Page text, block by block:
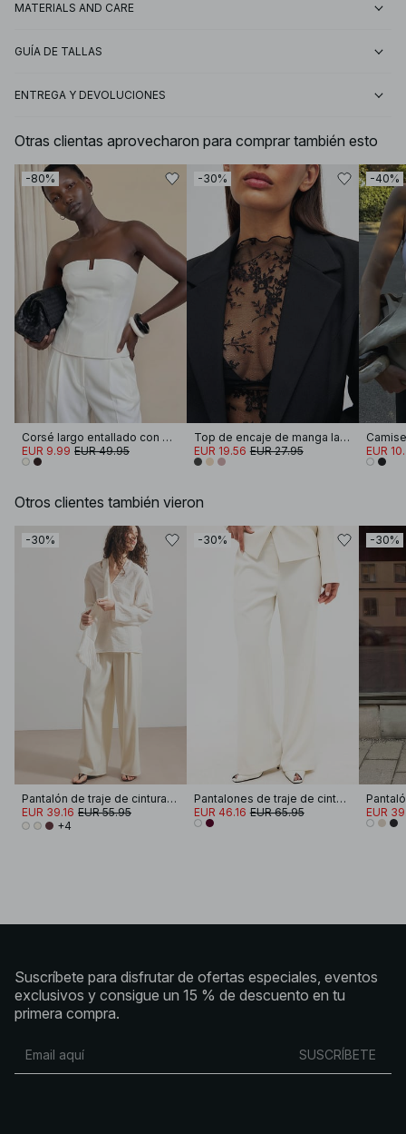
MATERIALS AND CARE
GUÍA DE TALLAS
ENTREGA Y DEVOLUCIONES
Otras clientas aprovecharon para comprar también esto
-80%
Corsé largo entallado con escote pronunciado
EUR 9.99 EUR 49.95
-30%
Top de encaje de manga larga
EUR 19.56 EUR 27.95
-40%
EUR
Otros clientes también vieron
-30%
Pantalón de traje de cintura alta y pierna ancha
EUR 39.16 EUR 55.95
+4
-30%
Pantalones de traje de cintura alta acampanados
EUR 46.16 EUR 65.95
-30%
EUR
Suscríbete para disfrutar de ofertas especiales, eventos
exclusivos y consigue un 15 % de descuento en tu
primera compra.
SUSCRÍBETE